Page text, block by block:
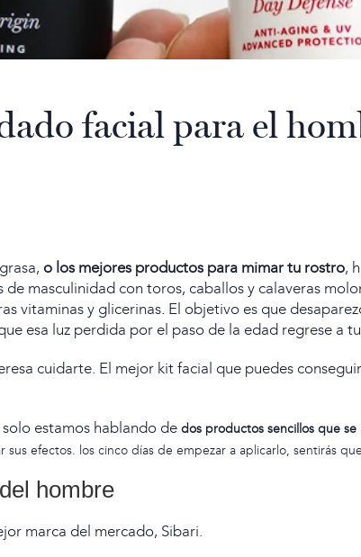
facial para el
o los mejores productos para mimar tu rostro,
masculinidad con toros, caballos y calaveras
y glicerinas. El objetivo es que
esa luz perdida por el paso de la edad regrese a
cuidarte. El mejor kit facial que puedes
solo estamos hablando dedos productos sencillos que
efectos. los cinco días de empezar a aplicarlo, sentirás
hombre
marca del mercado, Sibari.